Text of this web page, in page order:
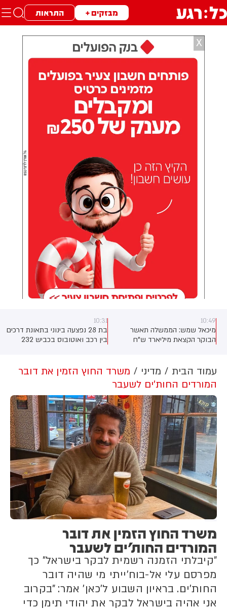
מבזקים + התראות
X
10:49
מיכאל שמש: הממשלה תאשר
הבוקר הקצאת מיליארד ש"ח
10:31
בת 28 נפצעה בינוני בתאונת דרכים
בין רכב ואוטובוס בכביש 232
עם חבלות בגפיים ובגב
עמוד הבית מדיני
משרד החוץ הזמין את דובר
המורדים החות'ים לשעבר
משרד החוץ הזמין את דובר
המורדים החות'ים לשעבר
"קיבלתי הזמנה רשמית לבקר בישראל" כך
מפרסם עלי אל-בוח'ייתי מי שהיה דובר
החות'ים. בראיון השבוע ל'כאן' אמר: "בקרוב
אני אהיה בישראל לבקר את יהודי תימן כדי